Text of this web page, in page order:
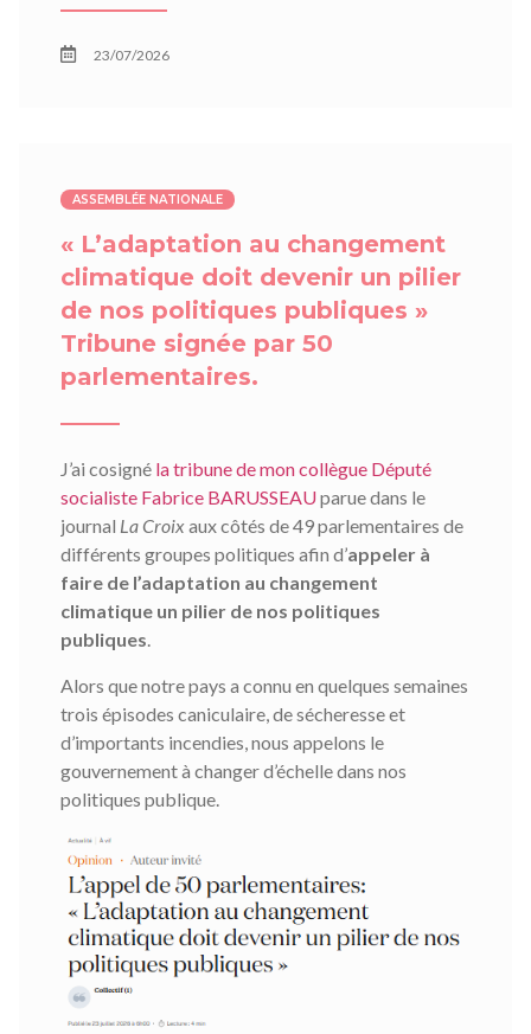
23/07/2026
ASSEMBLÉE NATIONALE
« L’adaptation au changement
climatique doit devenir un pilier
de nos politiques publiques »
Tribune signée par 50
parlementaires.
J’ai cosigné la tribune de mon collègue Député
socialiste Fabrice BARUSSEAUparue dans le
journal La Croixaux côtés de 49 parlementaires de
différents groupes politiques afin d’appeler à
faire de l’adaptation au changement
climatique un pilier de nos politiques
publiques.
Alors que notre pays a connu en quelques semaines
trois épisodes caniculaire, de sécheresse et
d’importants incendies, nous appelons le
gouvernement à changer d’échelle dans nos
politiques publique.